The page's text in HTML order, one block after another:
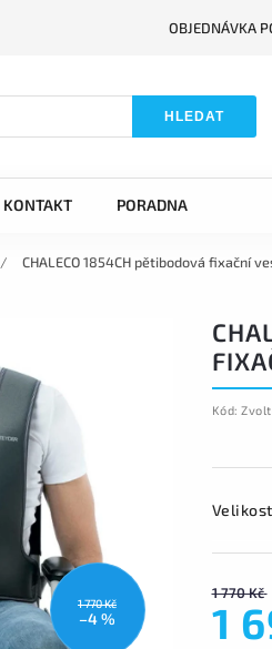
OBJEDNÁVKA
HLEDAT
KONTAKT PORADNA
/ CHALECO 1854CH pětibodová fixační
1 770 Kč
–4 %
Kód:
Velikost
1 770 Kč
1